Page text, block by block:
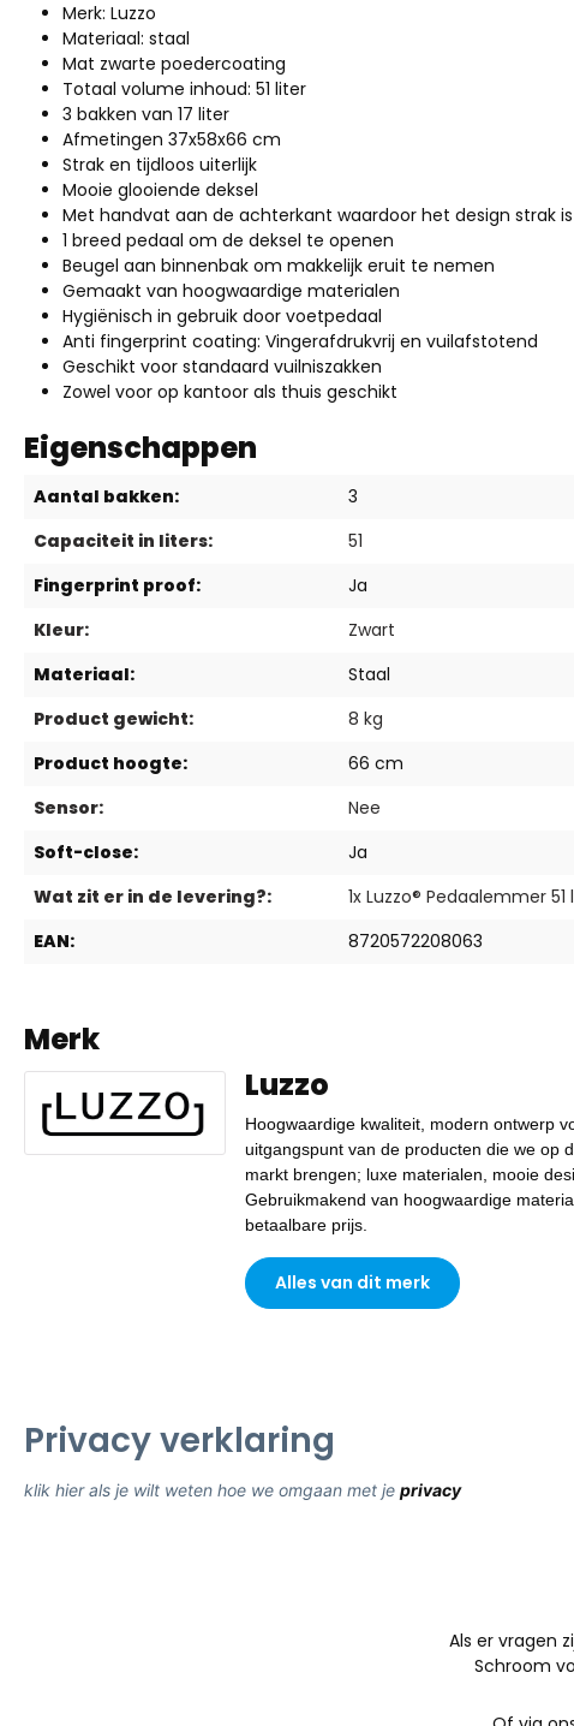
Merk: Luzzo
Materiaal: staal
Mat zwarte poedercoating
Totaal volume inhoud: 51 liter
3 bakken van 17 liter
Afmetingen 37x58x66 cm
Strak en tijdloos uiterlijk
Mooie glooiende deksel
Met handvat aan de achterkant waardoor het design strak
1 breed pedaal om de deksel te openen
Beugel aan binnenbak om makkelijk eruit te nemen
Gemaakt van hoogwaardige materialen
Hygiënisch in gebruik door voetpedaal
Anti fingerprint coating: Vingerafdrukvrij en vuilafstotend
Geschikt voor standaard vuilniszakken
Zowel voor op kantoor als thuis geschikt
Eigenschappen
Aantal bakken:
3
Capaciteit in liters:
51
Fingerprint proof:
Ja
Kleur:
Zwart
Materiaal:
Staal
Product gewicht:
8 kg
Product hoogte:
66 cm
Sensor:
Nee
Soft-close:
Ja
Wat zit er in de levering?:
1x Luzzo® Pedaalemmer
EAN:
8720572208063
Merk
Luzzo
Hoogwaardige kwaliteit, modern ontwerp
uitgangspunt van de producten die we op
markt brengen; luxe materialen, mooie
Gebruikmakend van hoogwaardige
betaalbare prijs.
Alles van dit merk
Privacy verklaring
klik hier als je wilt weten hoe we omgaan met je privacy
Als er vragen
Schroom